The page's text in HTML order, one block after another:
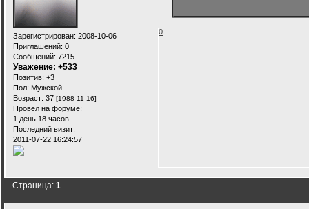
Зарегистрирован: 2008-10-06
Приглашений: 0
Сообщений: 7215
Уважение: +533
Позитив: +3
Пол: Мужской
Возраст: 37 [1988-11-16]
Провел на форуме:
1 день 18 часов
Последний визит:
2011-07-22 16:24:57
0
Страница:1